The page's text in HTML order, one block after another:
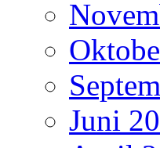
Juni